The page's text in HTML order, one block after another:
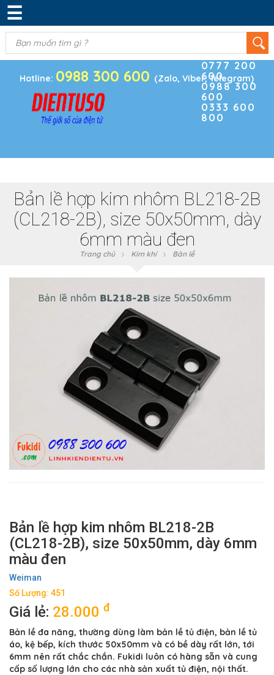
DANH MỤC SẢN PHẨM
KIM KHÍ
ĐIỆN TRỞ & TỤ ĐIỆN
BOARD PHÁT TRIỂN
MODULE CẢM BIẾN
LINH KIỆN KHÁC
☰
Hotline: 0988 300 600 (Zalo, Viber, Telegram)
Điện thoại
0777 200
600
0988 300
600
0333 600
800
(0)
Bản lề hợp kim nhôm BL218-2B
(CL218-2B), size 50x50mm, dày
6mm màu đen
Trang chủ Kim khí Bản lề
Bản lề hợp kim nhôm BL218-2B
(CL218-2B), size 50x50mm, dày 6mm
màu đen
Weiman
Số Lượng: 451
Giá lẻ: 28.000 đ
Bản lề đa năng, thường dùng làm bản lề tủ điện, bản lề tủ
áo, kệ bếp, kích thước 50x50mm và có bề dày rất lớn, tới
6mm nên rất chắc chắn. Fukidi luôn có hàng sẵn và cung
cấp số lượng lớn cho các nhà sản xuất tủ điện, nội thất.